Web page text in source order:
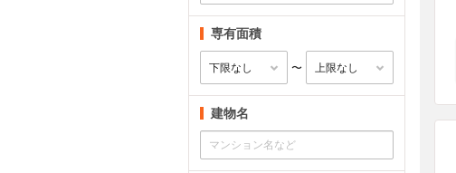
専有面積
〜
建物名